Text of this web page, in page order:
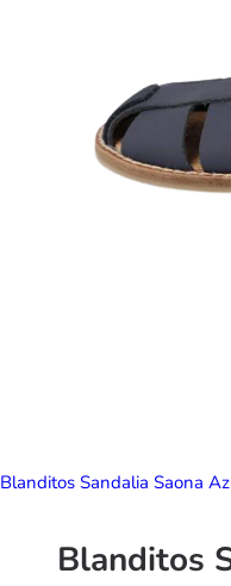
Blanditos Sandalia Saona
Blanditos